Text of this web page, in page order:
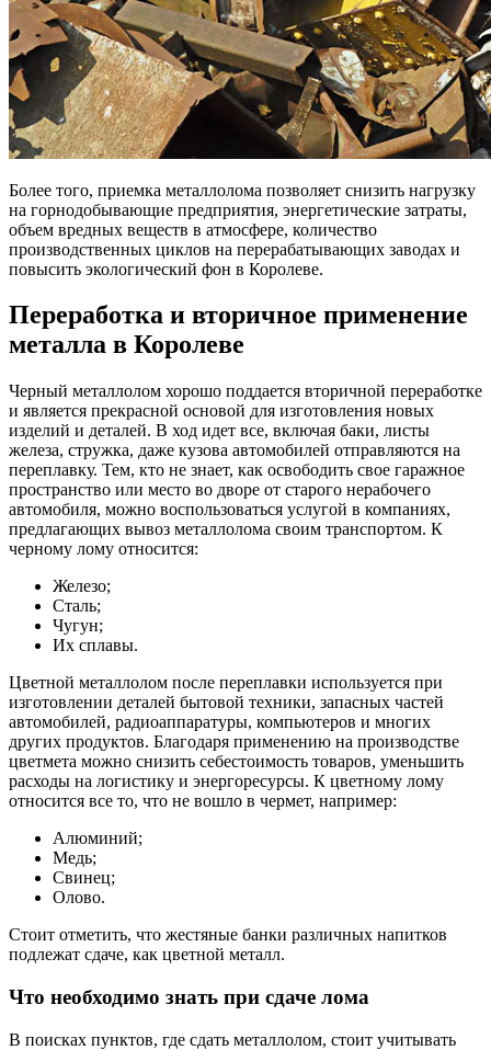
Более того, приемка металлолома позволяет снизить нагрузку
на горнодобывающие предприятия, энергетические затраты,
объем вредных веществ в атмосфере, количество
производственных циклов на перерабатывающих заводах и
повысить экологический фон в Королеве.
Переработка и вторичное применение
металла в Королеве
Черный металлолом хорошо поддается вторичной переработке
и является прекрасной основой для изготовления новых
изделий и деталей. В ход идет все, включая баки, листы
железа, стружка, даже кузова автомобилей отправляются на
переплавку. Тем, кто не знает, как освободить свое гаражное
пространство или место во дворе от старого нерабочего
автомобиля, можно воспользоваться услугой в компаниях,
предлагающих вывоз металлолома своим транспортом. К
черному лому относится:
Железо;
Сталь;
Чугун;
Их сплавы.
Цветной металлолом после переплавки используется при
изготовлении деталей бытовой техники, запасных частей
автомобилей, радиоаппаратуры, компьютеров и многих
других продуктов. Благодаря применению на производстве
цветмета можно снизить себестоимость товаров, уменьшить
расходы на логистику и энергоресурсы. К цветному лому
относится все то, что не вошло в чермет, например:
Алюминий;
Медь;
Свинец;
Олово.
Стоит отметить, что жестяные банки различных напитков
подлежат сдаче, как цветной металл.
Что необходимо знать при сдаче лома
В поисках пунктов, где сдать металлолом, стоит учитывать